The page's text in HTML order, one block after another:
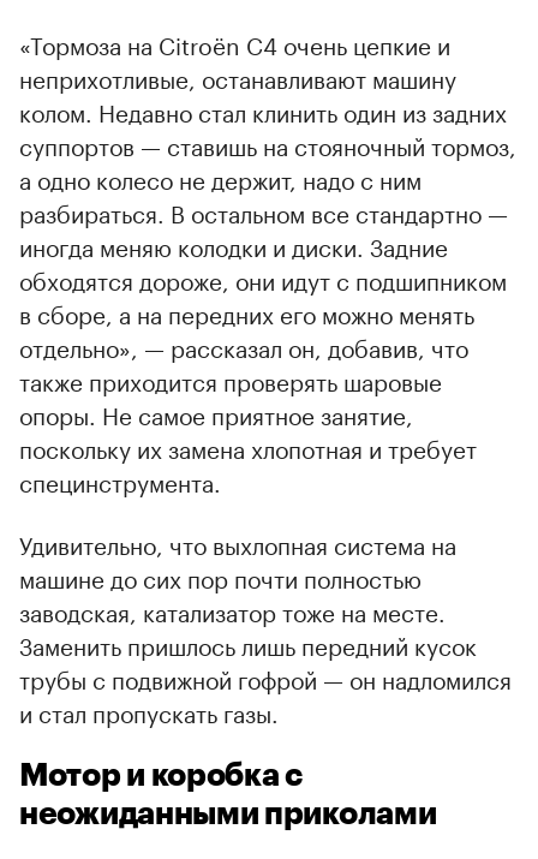
«Тормоза на Citroёn С4 очень цепкие и
неприхотливые, останавливают машину
колом. Недавно стал клинить один из задних
суппортов — ставишь на стояночный тормоз,
а одно колесо не держит, надо с ним
разбираться. В остальном все стандартно —
иногда меняю колодки и диски. Задние
обходятся дороже, они идут с подшипником
в сборе, а на передних его можно менять
отдельно», — рассказал он, добавив, что
также приходится проверять шаровые
опоры. Не самое приятное занятие,
поскольку их замена хлопотная и требует
специнструмента.
Удивительно, что выхлопная система на
машине до сих пор почти полностью
заводская, катализатор тоже на месте.
Заменить пришлось лишь передний кусок
трубы с подвижной гофрой — он надломился
и стал пропускать газы.
Мотор и коробка с
неожиданными приколами